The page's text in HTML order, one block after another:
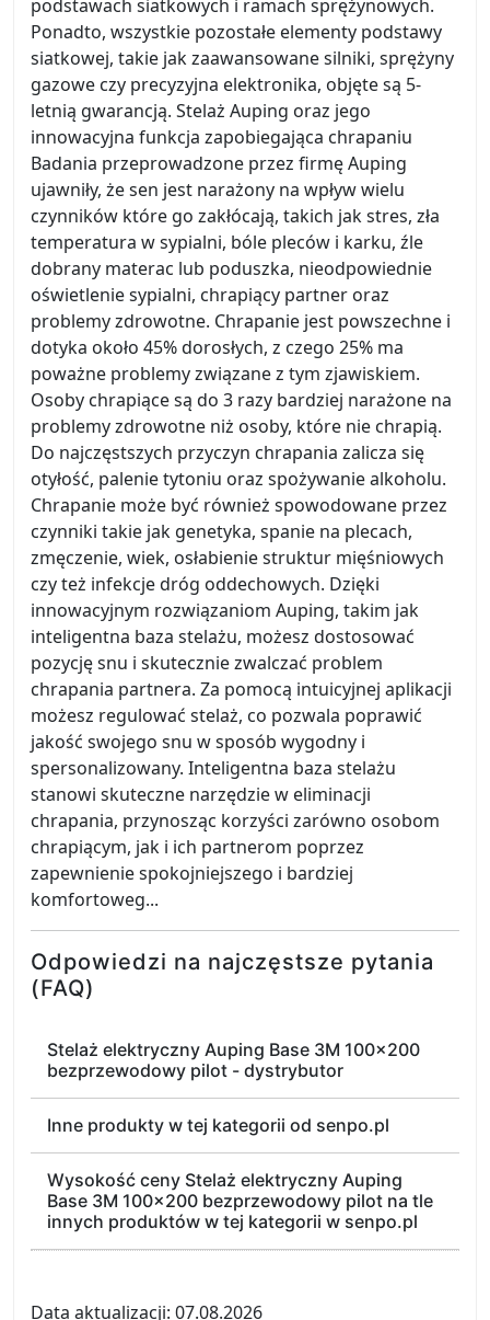
podstawach siatkowych i ramach sprężynowych.
Ponadto, wszystkie pozostałe elementy podstawy
siatkowej, takie jak zaawansowane silniki, sprężyny
gazowe czy precyzyjna elektronika, objęte są 5-
letnią gwarancją. Stelaż Auping oraz jego
innowacyjna funkcja zapobiegająca chrapaniu
Badania przeprowadzone przez firmę Auping
ujawniły, że sen jest narażony na wpływ wielu
czynników które go zakłócają, takich jak stres, zła
temperatura w sypialni, bóle pleców i karku, źle
dobrany materac lub poduszka, nieodpowiednie
oświetlenie sypialni, chrapiący partner oraz
problemy zdrowotne. Chrapanie jest powszechne i
dotyka około 45% dorosłych, z czego 25% ma
poważne problemy związane z tym zjawiskiem.
Osoby chrapiące są do 3 razy bardziej narażone na
problemy zdrowotne niż osoby, które nie chrapią.
Do najczęstszych przyczyn chrapania zalicza się
otyłość, palenie tytoniu oraz spożywanie alkoholu.
Chrapanie może być również spowodowane przez
czynniki takie jak genetyka, spanie na plecach,
zmęczenie, wiek, osłabienie struktur mięśniowych
czy też infekcje dróg oddechowych. Dzięki
innowacyjnym rozwiązaniom Auping, takim jak
inteligentna baza stelażu, możesz dostosować
pozycję snu i skutecznie zwalczać problem
chrapania partnera. Za pomocą intuicyjnej aplikacji
możesz regulować stelaż, co pozwala poprawić
jakość swojego snu w sposób wygodny i
spersonalizowany. Inteligentna baza stelażu
stanowi skuteczne narzędzie w eliminacji
chrapania, przynosząc korzyści zarówno osobom
chrapiącym, jak i ich partnerom poprzez
zapewnienie spokojniejszego i bardziej
komfortoweg...
Odpowiedzi na najczęstsze pytania
(FAQ)
Stelaż elektryczny Auping Base 3M 100x200
bezprzewodowy pilot - dystrybutor
Inne produkty w tej kategorii od senpo.pl
Wysokość ceny Stelaż elektryczny Auping
Base 3M 100x200 bezprzewodowy pilot na tle
innych produktów w tej kategorii w senpo.pl
Data aktualizacji: 07.08.2026